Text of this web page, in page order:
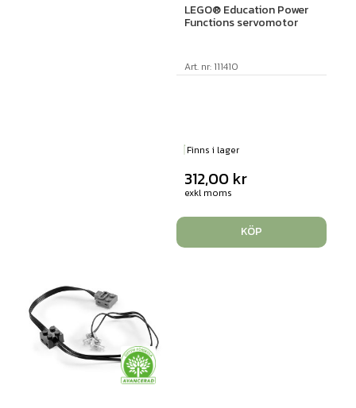
LEGO® Education Power
Functions servomotor
Art. nr: 111410
Finns i lager
312,00 kr
exkl moms
KÖP